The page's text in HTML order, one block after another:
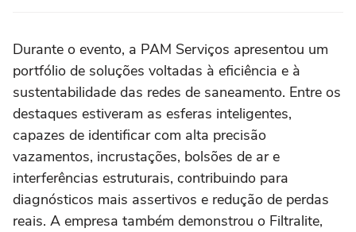
Durante o evento, a PAM Serviços apresentou um
portfólio de soluções voltadas à eficiência e à
sustentabilidade das redes de saneamento. Entre os
destaques estiveram as esferas inteligentes,
capazes de identificar com alta precisão
vazamentos, incrustações, bolsões de ar e
interferências estruturais, contribuindo para
diagnósticos mais assertivos e redução de perdas
reais. A empresa também demonstrou o Filtralite,